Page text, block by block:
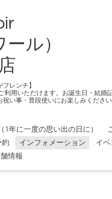
ル）
レンチ】
用いただけます。お誕生日・結婚
い事・普段使いにお楽しみください
年に一度の思い出の日に）
約 インフォメーション
イ
情報